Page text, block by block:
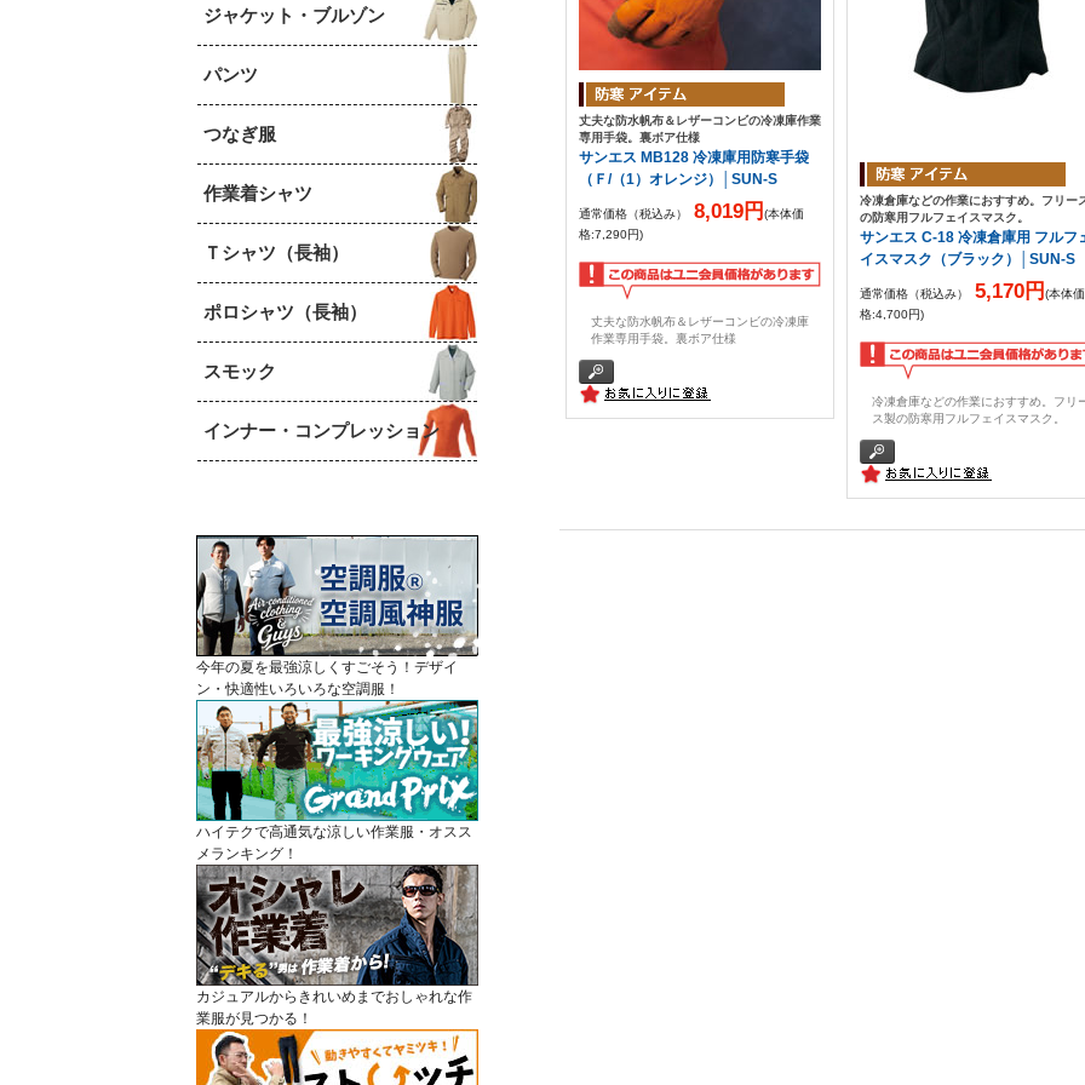
ジャケット・ブルゾン
パンツ
つなぎ服
作業着シャツ
Ｔシャツ（長袖）
ポロシャツ（長袖）
スモック
インナー・コンプレッション
今年の夏を最強涼しくすごそう！デザイ
ン・快適性いろいろな空調服！
ハイテクで高通気な涼しい作業服・オスス
メランキング！
カジュアルからきれいめまでおしゃれな作
業服が見つかる！
丈夫な防水帆布＆レザーコンビの冷凍庫作業
専用手袋。裏ボア仕様
サンエス MB128 冷凍庫用防寒手袋
（Ｆ/（1）オレンジ）│SUN-S
通常価格（税込み） 8,019円(本体価
格:7,290円)
丈夫な防水帆布＆レザーコンビの冷凍庫
作業専用手袋。裏ボア仕様
冷凍倉庫などの作業におすすめ。フリー
の防寒用フルフェイスマスク。
サンエス C-18 冷凍倉庫用 フルフ
イスマスク（ブラック）│SUN-S
通常価格（税込み） 5,170円(本体価
格:4,700円)
冷凍倉庫などの作業におすすめ。フリ
ス製の防寒用フルフェイスマスク。